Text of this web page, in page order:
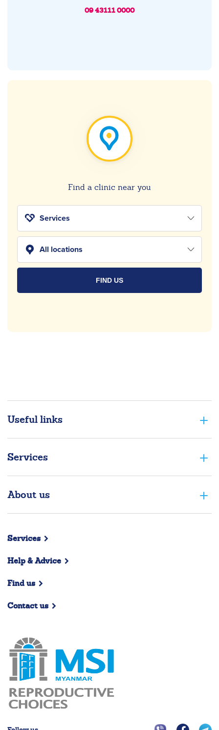
09 43111 0000
Find a clinic near you
Services
Help & Advice
Find us
Contact us
Services
About us
Useful links